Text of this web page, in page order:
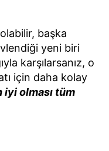
başka
yeni biri
karşılarsanız, o
için daha kolay
iyi olması tüm